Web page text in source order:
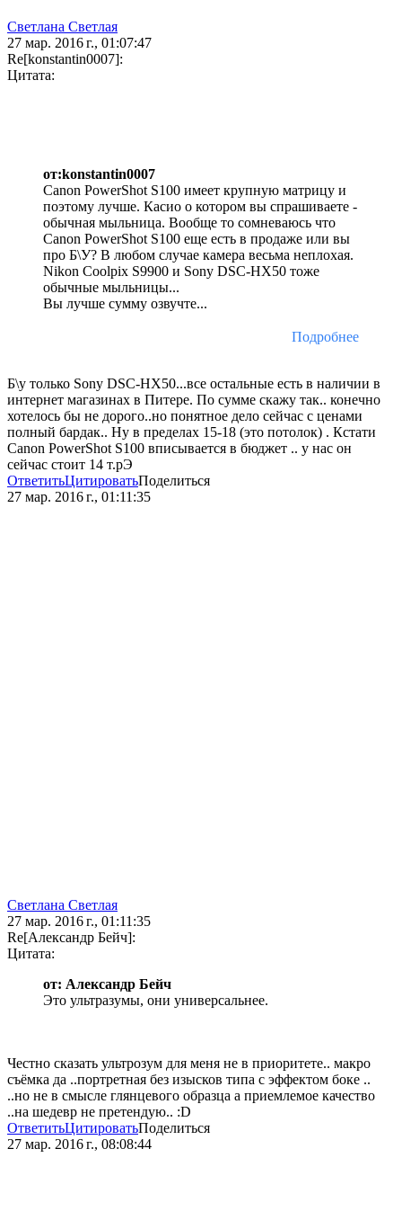
Светлана Светлая
27 мар. 2016 г., 01:07:47
Re[konstantin0007]:
Цитата:
от:konstantin0007
Canon PowerShot S100 имеет крупную матрицу и
поэтому лучше. Касио о котором вы спрашиваете -
обычная мыльница. Вообще то сомневаюсь что
Canon PowerShot S100 еще есть в продаже или вы
про Б\У? В любом случае камера весьма неплохая.
Nikon Coolpix S9900 и Sony DSC-HX50 тоже
обычные мыльницы...
Вы лучше сумму озвучте...
Подробнее
Б\у только Sony DSC-HX50...все остальные есть в наличии в
интернет магазинах в Питере. По сумме скажу так.. конечно
хотелось бы не дорого..но понятное дело сейчас с ценами
полный бардак.. Ну в пределах 15-18 (это потолок) . Кстати
Canon PowerShot S100 вписывается в бюджет .. у нас он
сейчас стоит 14 т.рЭ
ОтветитьЦитироватьПоделиться
27 мар. 2016 г., 01:11:35
Светлана Светлая
27 мар. 2016 г., 01:11:35
Re[Александр Бейч]:
Цитата:
от: Александр Бейч
Это ультразумы, они универсальнее.
Честно сказать ультрозум для меня не в приоритете.. макро
съёмка да ..портретная без изысков типа с эффектом боке ..
..но не в смысле глянцевого образца а приемлемое качество
..на шедевр не претендую.. :D
ОтветитьЦитироватьПоделиться
27 мар. 2016 г., 08:08:44